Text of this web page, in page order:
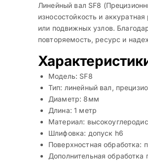
Линейный вал SF8
износостойкость и
или подвижных узлов.
повторяемость, ресурс и
Модель: SF8
Тип: линейный вал,
Диаметр: 8мм
Длина: 1 метр
Материал:
Шлифовка: допуск h6
Поверхностная обработка:
Дополнительная обработка